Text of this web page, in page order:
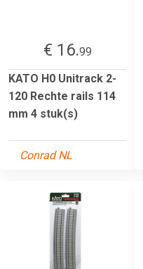
€ 16.99
KATO H0 Unitrack 2-
120 Rechte rails 114
mm 4 stuk(s)
Conrad NL